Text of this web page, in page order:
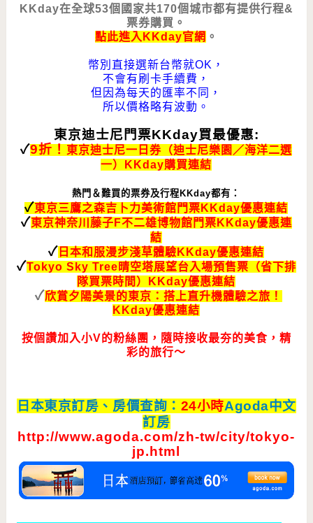
KKday在全球53個國家共170個城市都有提供行程&
票券購買。
點此進入KKday官網 。
幣別直接選新台幣就OK，
不會有刷卡手續費，
但因為每天的匯率不同，
所以價格略有波動。
東京迪士尼門票KKday買最優惠:
✓9折！ 東京迪士尼一日券（迪士尼樂園／海洋二選
一）KKday購買連結
熱門＆難買的票券及行程KKday都有：
✓東京三鷹之森吉卜力美術館門票KKday優惠連結
✓東京神奈川藤子F不二雄博物館門票KKday優惠連
結
✓ 日本和服漫步淺草體驗KKday優惠連結
✓Tokyo Sky Tree晴空塔展望台入場預售票（省下排
隊買票時間）KKday優惠連結
✓欣賞夕陽美景的東京：搭上直升機體驗之旅！
KKday優惠連結
按個讚加入小V的粉絲團，隨時接收最夯的美食，精
彩的旅行～
日本東京訂房、房價查詢： 24小時Agoda中文
訂房
http://www.agoda.com/zh-tw/city/tokyo-
jp.html